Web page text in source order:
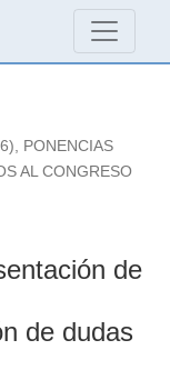
aplicaciones,
, PONENCIAS
AL CONGRESO
de
de dudas